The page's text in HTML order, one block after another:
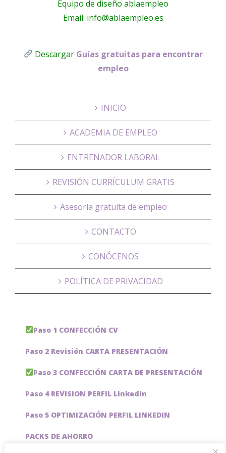
Equipo de diseño ablaempleo
Email: info@ablaempleo.es
Descargar Guías gratuitas para encontrar
empleo
INICIO
ACADEMIA DE EMPLEO
ENTRENADOR LABORAL
REVISIÓN CURRÍCULUM GRATIS
Asesoría gratuita de empleo
CONTACTO
CONÓCENOS
POLÍTICA DE PRIVACIDAD
Paso 1 CONFECCIÓN CV
Paso 2 Revisión CARTA PRESENTACIÓN
Paso 3 CONFECCIÓN CARTA DE PRESENTACIÓN
Paso 4 REVISION PERFIL LinkedIn
Paso 5 OPTIMIZACIÓN PERFIL LINKEDIN
PACKS DE AHORRO